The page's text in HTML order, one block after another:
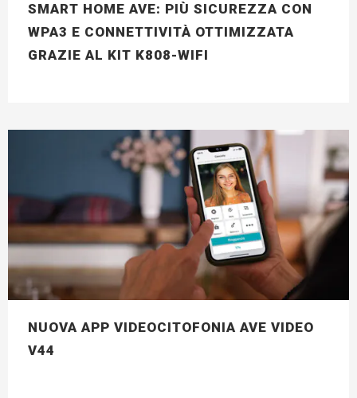
SMART HOME AVE: PIÙ SICUREZZA CON
WPA3 E CONNETTIVITÀ OTTIMIZZATA
GRAZIE AL KIT K808-WIFI
NUOVA APP VIDEOCITOFONIA AVE VIDEO
V44